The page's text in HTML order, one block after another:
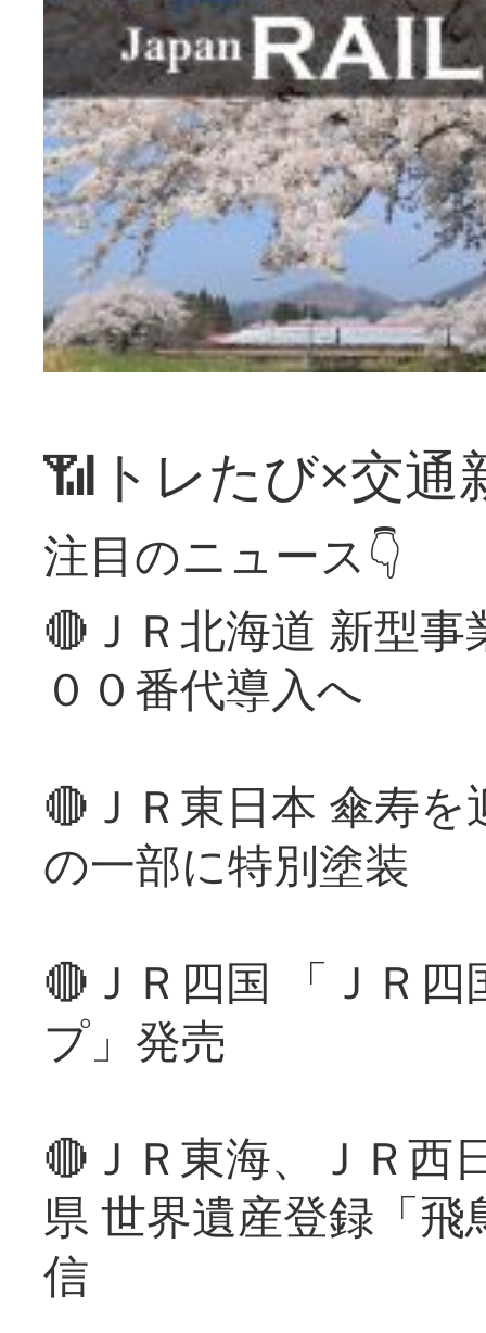
📶トレたび×交通
注目のニュース👇
🔴ＪＲ北海道 新型
００番代導入へ
🔴ＪＲ東日本 傘寿
の一部に特別塗装
🔴ＪＲ四国 「ＪＲ
プ」発売
🔴ＪＲ東海、ＪＲ西
県 世界遺産登録「
信